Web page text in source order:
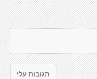
תגובות עלי